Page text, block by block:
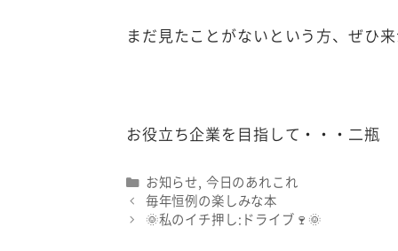
まだ見たことがないという方、ぜひ
お役立ち企業を目指して・・・二瓶
Categories
お知らせ, 今日のあれこれ
毎年恒例の楽しみな本
🌞私のイチ押し:ドライブ🍷🌞